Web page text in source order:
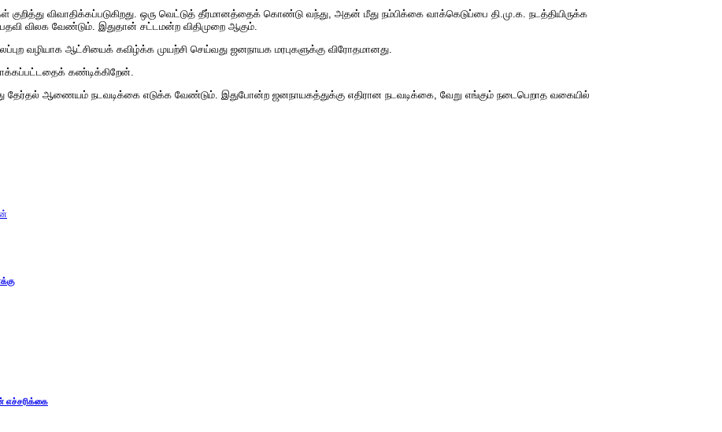
விவாதிக்கப்படுகிறது. ஒரு வெட்டுத் தீர்மானத்தைக் கொண்டு வந்து, அதன் மீது நம்பிக்கை வாக்கெடுப்பை தி.மு.க. நடத்தியிருக்க
விலக வேண்டும். இதுதான் சட்டமன்ற விதிமுறை ஆகும்.
வழியாக ஆட்சியைக் கவிழ்க்க முயற்சி செய்வது ஜனநாயக மரபுகளுக்கு விரோதமானது.
கண்டிக்கிறேன்.
தேர்தல் ஆணையம் நடவடிக்கை எடுக்க வேண்டும். இதுபோன்ற ஜனநாயகத்துக்கு எதிரான நடவடிக்கை, வேறு எங்கும் நடைபெறாத வகையில்
எச்சரிக்கை